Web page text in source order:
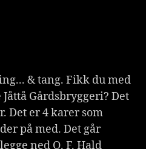
& tang. Fikk du med
Gårdsbryggeri? Det
Det er 4 karer som
på med. Det går
ned O. F. Hald